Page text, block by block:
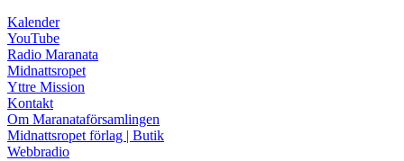
Kalender
YouTube
Radio Maranata
Midnattsropet
Yttre Mission
Kontakt
Om Maranataförsamlingen
Midnattsropet förlag | Butik
Webbradio